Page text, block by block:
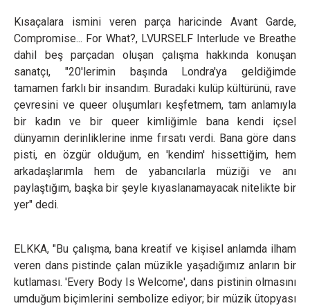
Kısaçalara ismini veren parça haricinde Avant Garde,
Compromise... For What?, LVURSELF Interlude ve Breathe
dahil beş parçadan oluşan çalışma hakkında konuşan
sanatçı, "20'lerimin başında Londra'ya geldiğimde
tamamen farklı bir insandım. Buradaki kulüp kültürünü, rave
çevresini ve queer oluşumları keşfetmem, tam anlamıyla
bir kadın ve bir queer kimliğimle bana kendi içsel
dünyamın derinliklerine inme fırsatı verdi. Bana göre dans
pisti, en özgür olduğum, en 'kendim' hissettiğim, hem
arkadaşlarımla hem de yabancılarla müziği ve anı
paylaştığım, başka bir şeyle kıyaslanamayacak nitelikte bir
yer" dedi.
ELKKA, "Bu çalışma, bana kreatif ve kişisel anlamda ilham
veren dans pistinde çalan müzikle yaşadığımız anların bir
kutlaması. 'Every Body Is Welcome', dans pistinin olmasını
umduğum biçimlerini sembolize ediyor; bir müzik ütopyası